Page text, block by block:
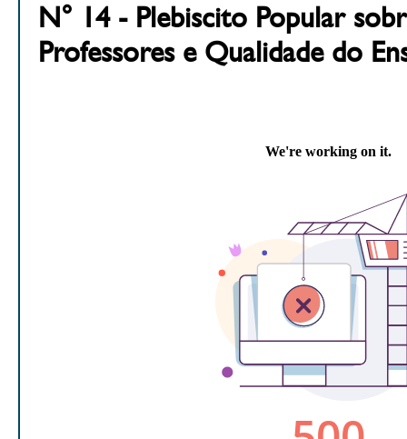
N° 14 - Plebiscito Popular
Professores e Qualidade do